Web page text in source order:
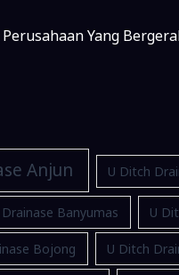
Perusahaan Yang
Anjun U Ditch
Banyumas U
Bojong U Ditch